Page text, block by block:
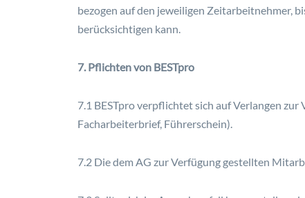
bezogen auf den jeweiligen Zeitarbeitnehmer,
berücksichtigen kann.
7. Pflichten von BESTpro
7.1 BESTpro verpflichtet sich auf Verlangen
Facharbeiterbrief, Führerschein).
7.2 Die dem AG zur Verfügung gestellten